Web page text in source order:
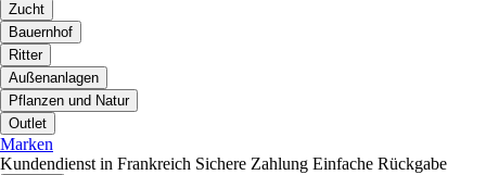
Zucht
Bauernhof
Ritter
Außenanlagen
Pflanzen und Natur
Outlet
Marken
Kundendienst in Frankreich Sichere Zahlung Einfache Rückgabe